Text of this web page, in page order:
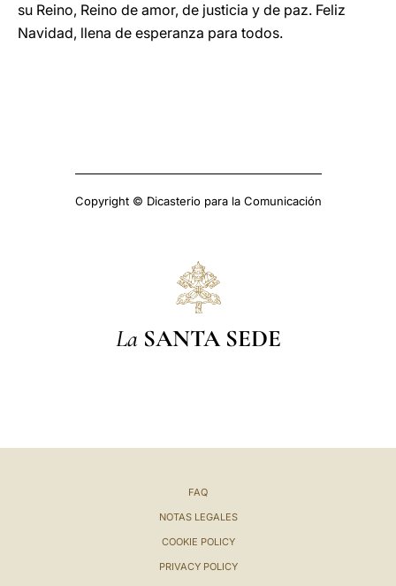
su Reino, Reino de amor, de justicia y de paz. Feliz
Navidad, llena de esperanza para todos.
Copyright © Dicasterio para la Comunicación
La SANTA SEDE
FAQ
NOTAS LEGALES
COOKIE POLICY
PRIVACY POLICY